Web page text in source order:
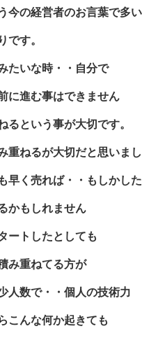
今の経営者のお言葉で多い
です。
たいな時・・自分で
に進む事はできません
るという事が大切です。
重ねるが大切だと思いま
早く売れば・・もしかし
かもしれません
ートしたとしても
み重ねてる方が
人数で・・個人の技術力
こんな何か起きても